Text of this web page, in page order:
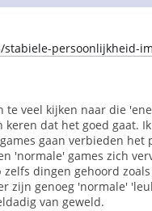
persoonlijkheid-
te veel kijken naar die
dat het goed gaat.
gaan verbieden het
'normale' games zich
dingen gehoord
zijn genoeg 'normale'
van geweld.